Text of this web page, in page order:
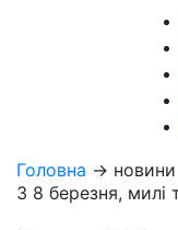
Головна → новини
З 8 березня, милі